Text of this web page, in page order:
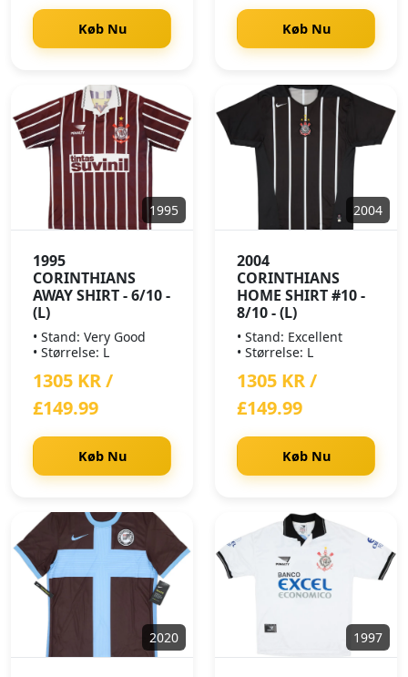
Køb Nu Køb Nu
1995
1995
CORINTHIANS
AWAY SHIRT - 6/10 -
(L)
• Stand: Very Good
• Størrelse: L
1305 KR /
£149.99
Køb Nu
2004
2004
CORINTHIANS
HOME SHIRT #10 -
8/10 - (L)
• Stand: Excellent
• Størrelse: L
1305 KR /
£149.99
Køb Nu
2020 1997